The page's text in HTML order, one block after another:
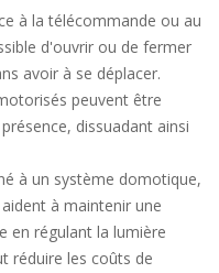
à la télécommande ou au
d'ouvrir ou de fermer
avoir à se déplacer.
peuvent être
dissuadant ainsi
à un système domotique,
à maintenir une
en régulant la lumière
réduire les coûts de